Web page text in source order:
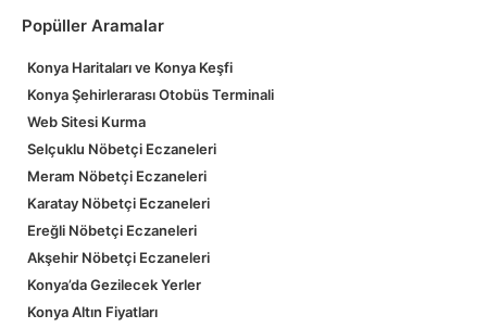
Popüller Aramalar
Konya Haritaları ve Konya Keşfi
Konya Şehirlerarası Otobüs Terminali
Web Sitesi Kurma
Selçuklu Nöbetçi Eczaneleri
Meram Nöbetçi Eczaneleri
Karatay Nöbetçi Eczaneleri
Ereğli Nöbetçi Eczaneleri
Akşehir Nöbetçi Eczaneleri
Konya’da Gezilecek Yerler
Konya Altın Fiyatları